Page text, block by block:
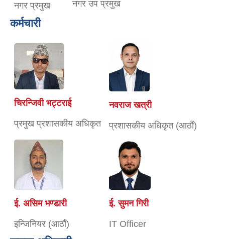
नगर प्रमुख नगर उप प्रमुख
कर्मचारी
चिरन्जिवी भट्टराई
प्रमुख प्रशासकीय अधिकृत
नवराज खत्री
प्रशासकीय अधिकृत (आठौं)
ई. असिम भण्डारी
इन्जिनियर (आठौं)
ई. सुमन गिरी
IT Officer